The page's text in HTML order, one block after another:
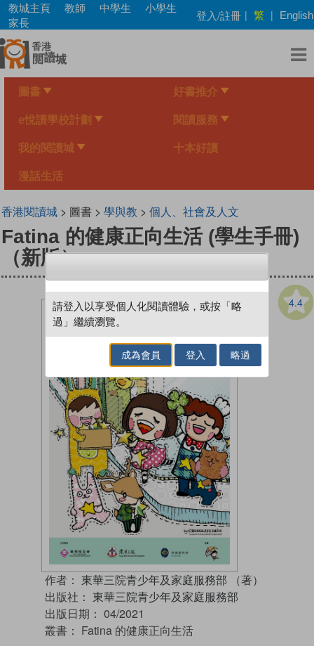
Skip
main
content
教城主頁 教師 中學生
小學生
家長
登入/註冊 | 繁 | English
圖書 好書推介
e悅讀學校計劃 閱讀服務
我的閱讀城 十本好讀
漫話生活
香港閱讀城> 圖書 > 學與教 > 個人、社會及人文
Fatina 的健康正向生活 (學生手冊)
（新版）
4.4
作者： 東華三院青少年及家庭服務部 （著）
出版社： 東華三院青少年及家庭服務部
出版日期： 04/2021
叢書： Fatina 的健康正向生活
請登入以享受個人化閱讀體驗，或按「略
過」繼續瀏覽。
成為會員 登入 略過